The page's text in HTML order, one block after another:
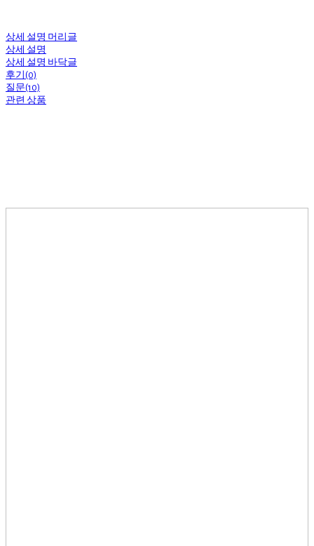
상세 설명 머리글
상세 설명
상세 설명 바닥글
후기(0)
질문(10)
관련 상품